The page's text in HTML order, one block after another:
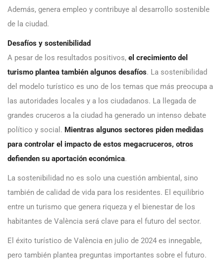
Además, genera empleo y contribuye al desarrollo sostenible
de la ciudad.
Desafíos y sostenibilidad
A pesar de los resultados positivos, el crecimiento del
turismo plantea también algunos desafíos. La sostenibilidad
del modelo turístico es uno de los temas que más preocupa a
las autoridades locales y a los ciudadanos. La llegada de
grandes cruceros a la ciudad ha generado un intenso debate
político y social. Mientras algunos sectores piden medidas
para controlar el impacto de estos megacruceros, otros
defienden su aportación económica.
La sostenibilidad no es solo una cuestión ambiental, sino
también de calidad de vida para los residentes. El equilibrio
entre un turismo que genera riqueza y el bienestar de los
habitantes de València será clave para el futuro del sector.
El éxito turístico de València en julio de 2024 es innegable,
pero también plantea preguntas importantes sobre el futuro.